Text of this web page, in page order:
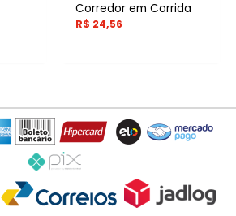
Corredor em Corrida
R$ 24,56